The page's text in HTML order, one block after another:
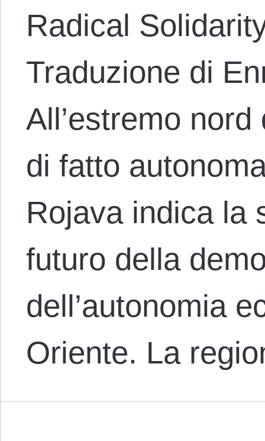
Radical
Traduzione di
All’estremo
di fatto
Rojava indica la
futuro della
dell’autonomia
Oriente. La